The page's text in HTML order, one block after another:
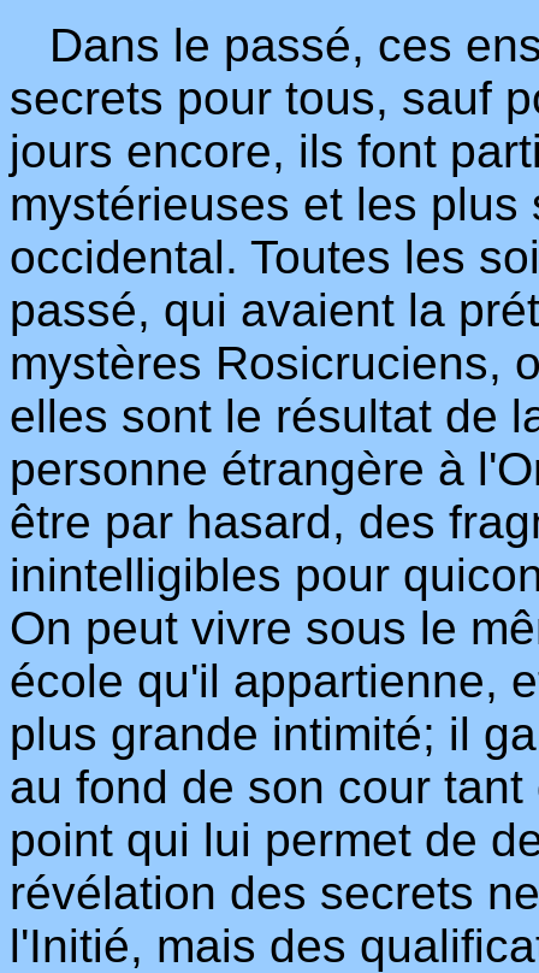
Dans le passé, ces
secrets pour tous, sauf
jours encore, ils font
mystérieuses et les plus
occidental. Toutes les
passé, qui avaient la
mystères Rosicruciens,
elles sont le résultat de
personne étrangère à
être par hasard, des
inintelligibles pour
On peut vivre sous le
école qu'il appartienne,
plus grande intimité; il
au fond de son cour
point qui lui permet de
révélation des secrets
l'Initié, mais des